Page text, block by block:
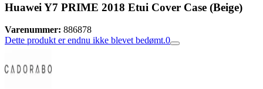
Huawei Y7 PRIME 2018 Etui Cover Case (Beige)
Varenummer: 886878
Dette produkt er endnu ikke blevet bedømt.0